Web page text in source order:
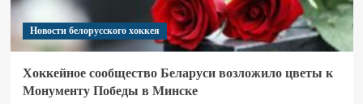
Новости белорусского хоккея
Хоккейное сообщество Беларуси возложило цветы к
Монументу Победы в Минске